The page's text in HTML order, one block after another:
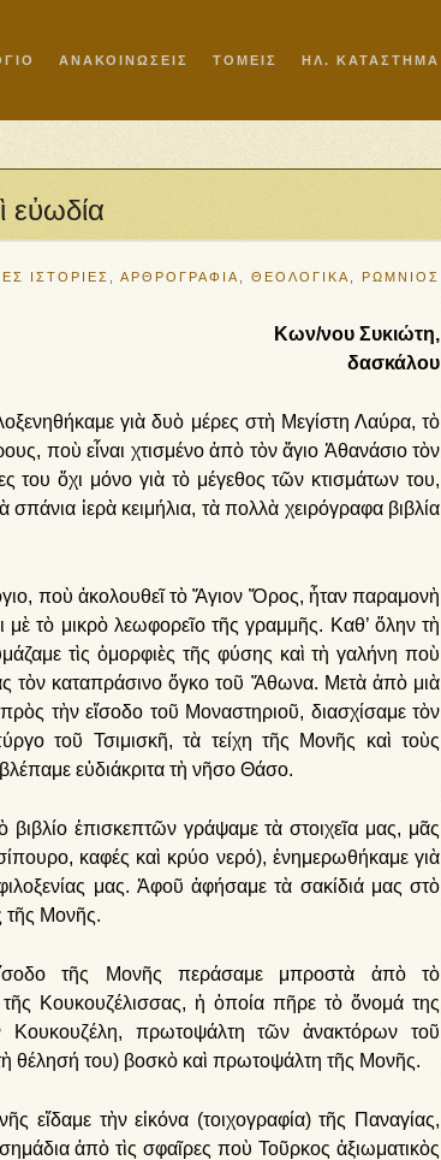
ΑΝΑΚΟΙΝΩΣΕΙΣ ΤΟΜΕΙΣ ΗΛ. ΚΑΤΑΣΤΗΜΑ
εὐωδία
ΙΣΤΟΡΙΕΣ ΑΡΘΡΟΓΡΑΦΙΑ ΘΕΟΛΟΓΙΚΑ ΡΩΜΝΙΟΣ
Κων/νου Συκιώτη,
δασκάλου
γιὰ δυὸ μέρες στὴ Μεγίστη Λαύρα, τὸ
ποὺ εἶναι χτισμένο ἀπὸ τὸν ἅγιο Ἀθανάσιο τὸν
του ὄχι μόνο γιὰ τὸ μέγεθος τῶν κτισμάτων του,
ἱερὰ κειμήλια, τὰ πολλὰ χειρόγραφα βιβλία
ποὺ ἀκολουθεῖ τὸ Ἅγιον Ὄρος, ἦταν παραμονὴ
τὸ μικρὸ λεωφορεῖο τῆς γραμμῆς. Καθ’ ὅλην τὴ
τὶς ὀμορφιὲς τῆς φύσης καὶ τὴ γαλήνη ποὺ
τὸν καταπράσινο ὄγκο τοῦ Ἄθωνα. Μετὰ ἀπὸ μιὰ
τὴν εἴσοδο τοῦ Μοναστηριοῦ, διασχίσαμε τὸν
τοῦ Τσιμισκῆ, τὰ τείχη τῆς Μονῆς καὶ τοὺς
εὐδιάκριτα τὴ νῆσο Θάσο.
βιβλίο ἐπισκεπτῶν γράψαμε τὰ στοιχεῖα μας, μᾶς
καφές καὶ κρύο νερό), ἐνημερωθήκαμε γιὰ
μας. Ἀφοῦ ἀφήσαμε τὰ σακίδιά μας στὸ
τῆς Μονῆς.
τῆς Μονῆς περάσαμε μπροστὰ ἀπὸ τὸ
Κουκουζέλισσας, ἡ ὁποία πῆρε τὸ ὄνομά της
πρωτοψάλτη τῶν ἀνακτόρων τοῦ
τὴ θέλησή του) βοσκὸ καὶ πρωτοψάλτη τῆς Μονῆς.
εἴδαμε τὴν εἰκόνα (τοιχογραφία) τῆς Παναγίας,
ἀπὸ τὶς σφαῖρες ποὺ Τοῦρκος ἀξιωματικὸς